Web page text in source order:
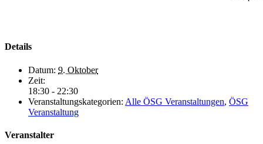
Details
Datum: 9. Oktober
Zeit:
18:30 - 22:30
Veranstaltungskategorien: Alle ÖSG Veranstaltungen, ÖSG
Veranstaltung
Veranstalter